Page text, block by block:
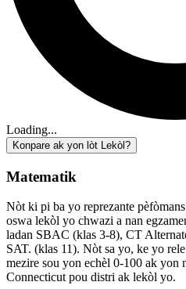
Loading...
Konpare ak yon lòt Lekòl?
Matematik
Nòt ki pi ba yo reprezante
oswa lekòl yo chwazi a nan
ladan SBAC (klas 3-8), CT
SAT. (klas 11). Nòt sa yo, ke yo
mezire sou yon echèl 0-100 ak yon
Connecticut pou distri ak lekòl yo.